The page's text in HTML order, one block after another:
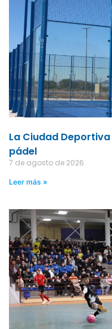
La Ciudad
pádel
7 de agosto de 2026
Leer más »